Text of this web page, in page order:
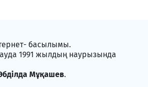
басылымы.
1991 жылдың наурызында
Мұқашев.